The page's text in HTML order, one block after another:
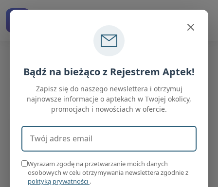
Strona główna Apteki Apteka "Pod Aniołem"
Apteka "Pod Aniołem"
Wieluń łódzkie
Nieaktywna
Bądź na bieżąco z Rejestrem Aptek!
Zapisz się do naszego newslettera i otrzymuj
najnowsze informacje o aptekach w Twojej okolicy,
promocjach i nowościach w ofercie.
Adres email (wymagany)
Wyrażam zgodę na przetwarzanie moich danych
osobowych w celu otrzymywania newslettera zgodnie z
polityką prywatności (otwiera się w nowej karcie)
.